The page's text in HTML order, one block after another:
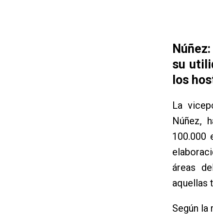
su
los
La
Núñez,
100.000
áreas
aquellas
Según la